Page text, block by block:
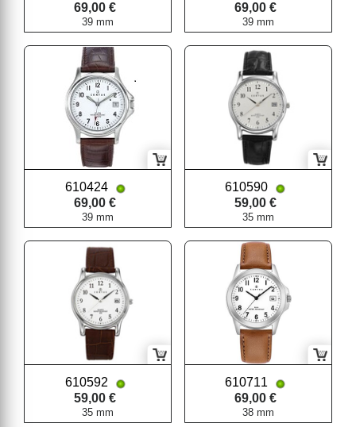
69,00 €
39 mm
69,00 €
39 mm
610424
69,00 €
39 mm
610590
59,00 €
35 mm
610592
59,00 €
35 mm
610711
69,00 €
38 mm